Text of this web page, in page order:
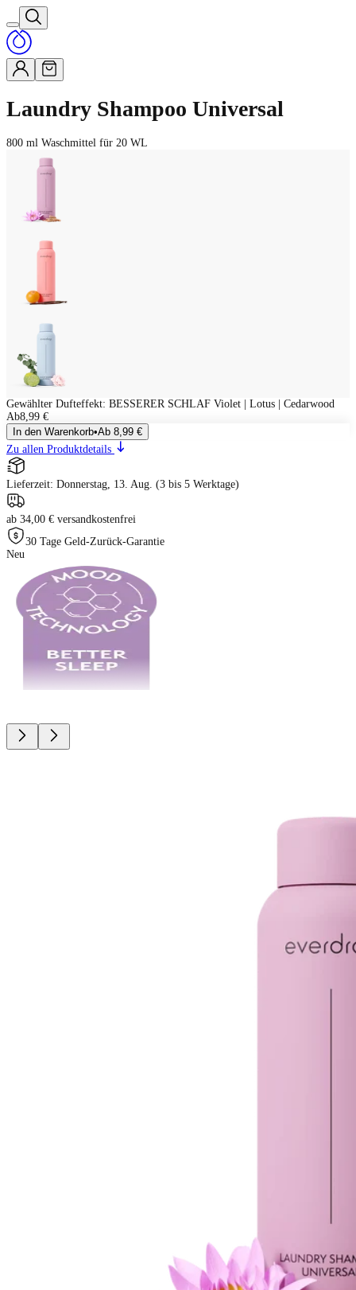
Laundry Shampoo Universal
800 ml Waschmittel für 20 WL
Gewählter Dufteffekt: BESSERER SCHLAF Violet | Lotus | Cedarwood
Ab8,99 €
In den Warenkorb•Ab 8,99 €
Zu allen Produktdetails
Lieferzeit: Donnerstag, 13. Aug. (3 bis 5 Werktage)
ab 34,00 € versandkostenfrei
30 Tage Geld-Zurück-Garantie
Neu